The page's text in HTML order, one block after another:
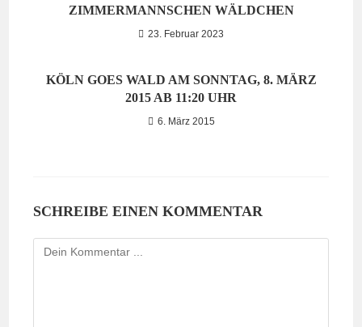
ZIMMERMANNSCHEN WÄLDCHEN
23. Februar 2023
KÖLN GOES WALD AM SONNTAG, 8. MÄRZ
2015 AB 11:20 UHR
6. März 2015
SCHREIBE EINEN KOMMENTAR
Kommentieren